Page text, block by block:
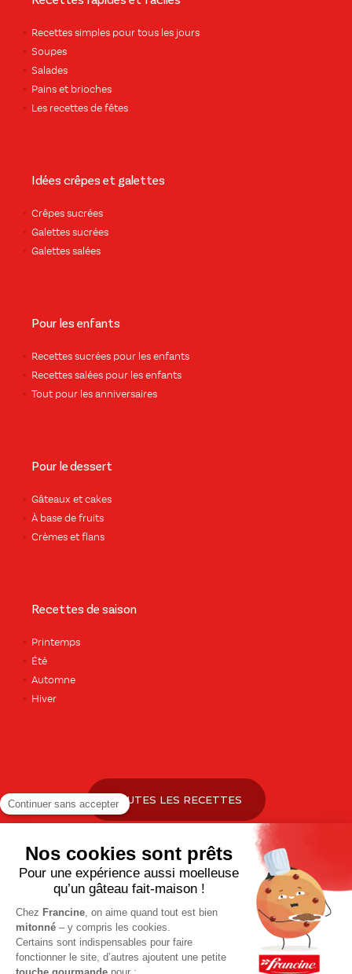
Recettes simples pour tous les jours
Soupes
Salades
Pains et brioches
Les recettes de fêtes
Idées crêpes et galettes
Crêpes sucrées
Galettes sucrées
Galettes salées
Pour les enfants
Recettes sucrées pour les enfants
Recettes salées pour les enfants
Tout pour les anniversaires
Pour le dessert
Gâteaux et cakes
À base de fruits
Crèmes et flans
Recettes de saison
Printemps
Été
Automne
Hiver
TOUTES LES RECETTES
Pour votre santé, pratiquez une activité physique régulière. Plus
d’infos sur
www.mangerbouger.fr